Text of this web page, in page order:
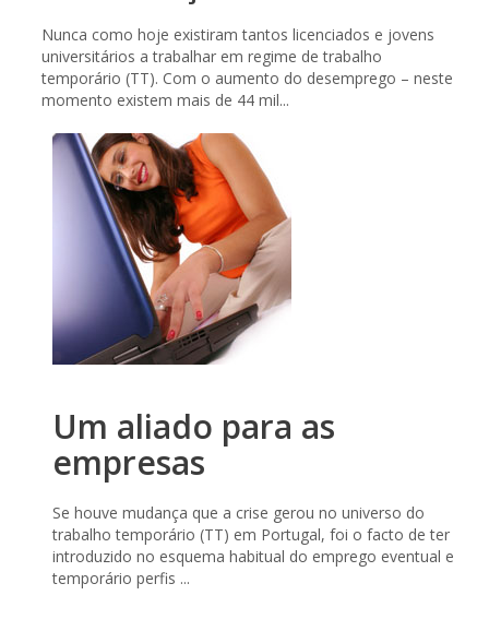
Nunca como hoje existiram tantos licenciados e jovens
universitários a trabalhar em regime de trabalho
temporário (TT). Com o aumento do desemprego – neste
momento existem mais de 44 mil...
Um aliado para as
empresas
Se houve mudança que a crise gerou no universo do
trabalho temporário (TT) em Portugal, foi o facto de ter
introduzido no esquema habitual do emprego eventual e
temporário perfis ...